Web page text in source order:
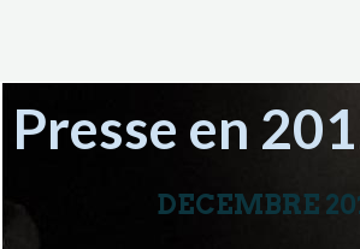
Presse en
DECEMBRE